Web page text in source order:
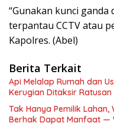
“Gunakan kunci
terpantau CCTV atau
Kapolres. (Abel)
Berita Terkait
Api Melalap Rumah dan
Kerugian Ditaksir Ratusan
Tak Hanya Pemilik
Berhak Dapat Manfaat —